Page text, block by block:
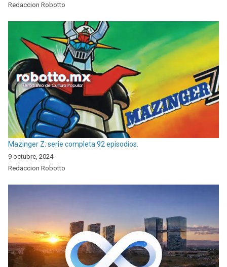
Redaccion Robotto
Mazinger Z: serie completa 92 episodios.
9 octubre, 2024
Redaccion Robotto